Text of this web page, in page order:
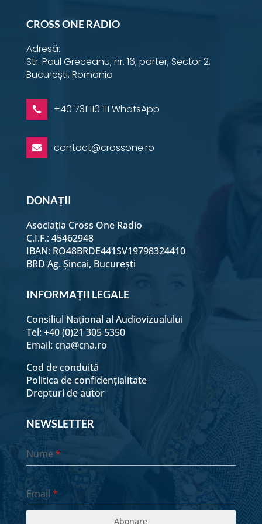
1 Mai - Dimineața
2 Mai - Dimineața
3 Mai - Dimineața
4 Mai - Dimineața
4 Mai - Seara
CROSS ONE RADIO
Adresă:
Str. Paul Greceanu, nr. 16, parter, Sector 2,
București, Romania
 +40 731 110 111 WhatsApp
 contact@crossone.ro
DONAȚII
Asociația Cross One Radio
C.I.F.: 45462948
IBAN: RO48BRDE441SV19798324410
BRD Ag. Șincai, București
INFORMAȚII LEGALE
Consiliul Naţional al Audiovizualului
Tel: +40 (0)21 305 5350
Email: cna@cna.ro
Cod de conduită
Politica de confidențialitate
Drepturi de autor
NEWSLETTER
Nume*
Email *
Abonare